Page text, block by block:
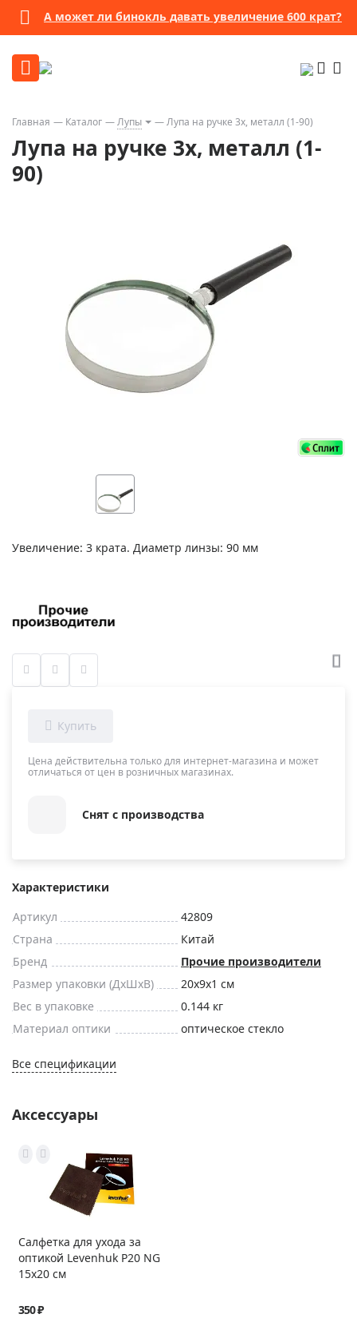
А может ли бинокль давать увеличение 600 крат?
Главная Каталог Лупы Лупа на ручке 3x, металл (1-90)
Лупа на ручке 3x, металл (1-
90)
Увеличение: 3 крата. Диаметр линзы: 90 мм
Цена действительна только для интернет-магазина и может
отличаться от цен в розничных магазинах.
Снят с производства
Характеристики
Артикул
42809
Страна
Китай
Бренд
Прочие производители
Размер упаковки (ДxШxВ)
20x9x1 см
Вес в упаковке
0.144 кг
Материал оптики
оптическое стекло
Все спецификации
Аксессуары
Салфетка для ухода за
оптикой Levenhuk P20 NG
15x20 см
350 ₽